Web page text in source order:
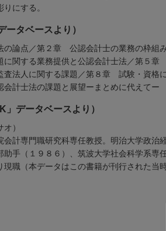
にする。
ータベースより）
論点／第２章 公認会計士の業務の枠組
に関する業務提供と公認会計士法／第５
法人に関する課題／第８章 試験・資格
計士法の課題と展望ーまとめに代えてー
」データベースより）
）
会計専門職研究科専任教授。明治大学政
助手（１９８６）、筑波大学社会科学系専
現職（本データはこの書籍が刊行された当